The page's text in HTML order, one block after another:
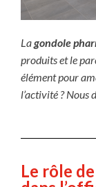
Lagondole
produits et le
élément pour
l’activité ? Nous
Le rôle